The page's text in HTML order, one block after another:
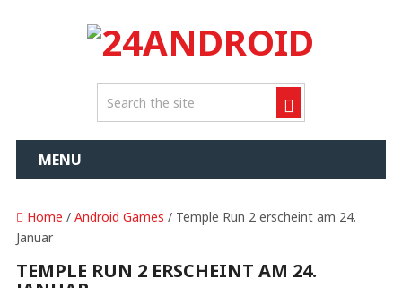
MENU
Home / Android Games / Temple Run 2 erscheint am 24.
Januar
TEMPLE RUN 2 ERSCHEINT AM 24.